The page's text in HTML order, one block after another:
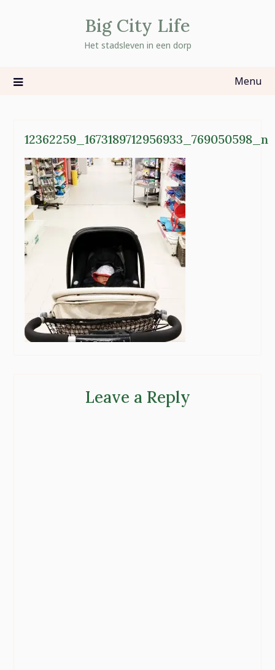
Big City Life
Het stadsleven in een dorp
Menu
12362259_1673189712956933_769050598_n
Leave a Reply